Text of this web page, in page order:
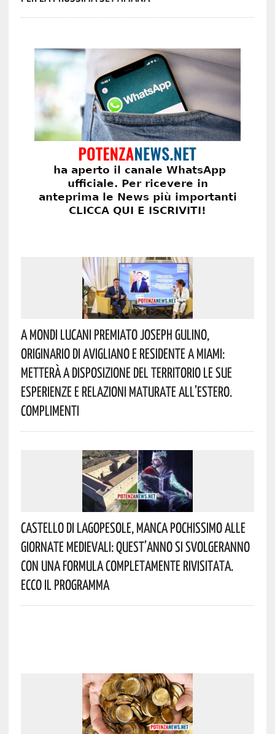
A Mondi Lucani Premiato Joseph Gulino,
Originario Di Avigliano E Residente A Miami:
Metterà A Disposizione Del Territorio Le Sue
Esperienze E Relazioni Maturate All’estero.
Complimenti
Castello Di Lagopesole, Manca Pochissimo Alle
Giornate Medievali: Quest’anno Si Svolgeranno
Con Una Formula Completamente Rivisitata.
Ecco Il Programma